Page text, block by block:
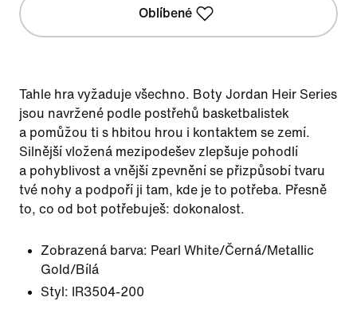
Oblíbené
Tahle hra vyžaduje všechno. Boty Jordan Heir Series
jsou navržené podle postřehů basketbalistek
a pomůžou ti s hbitou hrou i kontaktem se zemí.
Silnější vložená mezipodešev zlepšuje pohodlí
a pohyblivost a vnější zpevnění se přizpůsobí tvaru
tvé nohy a podpoří ji tam, kde je to potřeba. Přesně
to, co od bot potřebuješ: dokonalost.
Zobrazená barva: Pearl White/Černá/Metallic
Gold/Bílá
Styl:
IR3504-200